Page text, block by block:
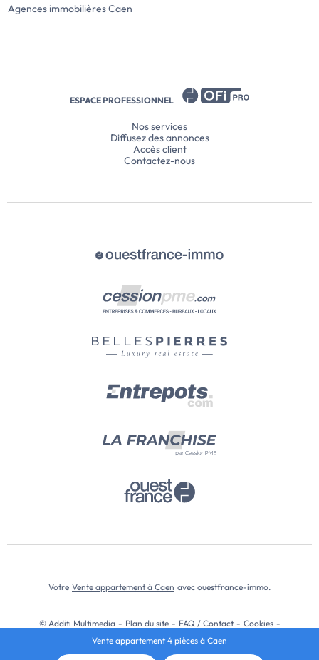
Agences immobilières Caen
Vente appartement 4 pièces à Caen
ESPACE PROFESSIONNEL
Nos services
Diffusez des annonces
Accès client
Contactez-nous
Votre Vente appartement à Caen avec ouestfrance-immo.
© Additi Multimedia - Plan du site - FAQ / Contact - Cookies -
Mentions légales-Données Personnelles-CGU-Modifier les choix cookies